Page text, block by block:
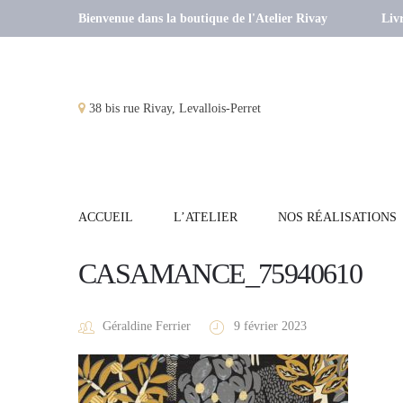
Bienvenue dans la boutique de l'Atelier Rivay
38 bis rue Rivay, Levallois-Perret
ACCUEIL L’ATELIER NOS RÉALISATIONS
CASAMANCE_75940610
Géraldine Ferrier 9 février 2023